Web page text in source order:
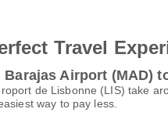
Travel
Airport (MAD)
de Lisbonne (LIS) take
way to pay less.